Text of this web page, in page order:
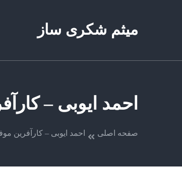
میثم شکری ساز
احمد ایوبی –
صفحه اصلی احمد ایوبی – کارآفرین